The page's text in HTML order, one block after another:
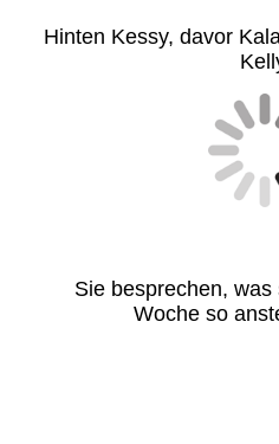
Hinten Kessy, davor
Sie besprechen,
Woche so